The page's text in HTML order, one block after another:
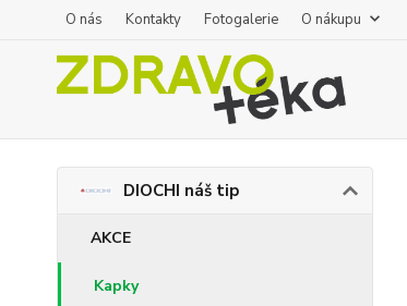
O nás Kontakty Fotogalerie O nákupu
DIOCHI náš tip
AKCE
Kapky